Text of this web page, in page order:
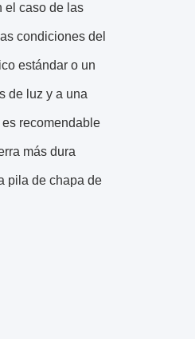
el caso de las
condiciones del
estándar o un
de luz y a una
recomendable
más dura
pila de chapa de